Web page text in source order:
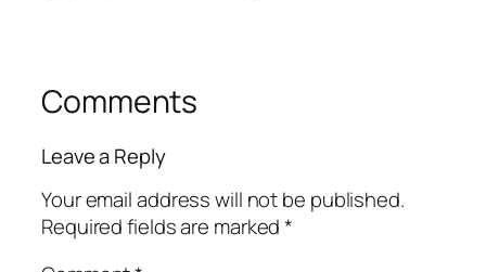
Comments
Leave a Reply
Your email address will not be published.
Required fields are marked*